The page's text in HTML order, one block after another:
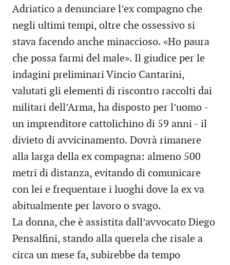
Adriatico a denunciare l’ex compagno che
negli ultimi tempi, oltre che ossessivo si
stava facendo anche minaccioso. «Ho paura
che possa farmi del male». Il giudice per le
indagini preliminari Vincio Cantarini,
valutati gli elementi di riscontro raccolti dai
militari dell’Arma, ha disposto per l’uomo -
un imprenditore cattolichino di 59 anni - il
divieto di avvicinamento. Dovrà rimanere
alla larga della ex compagna: almeno 500
metri di distanza, evitando di comunicare
con lei e frequentare i luoghi dove la ex va
abitualmente per lavoro o svago.
La donna, che è assistita dall’avvocato Diego
Pensalfini, stando alla querela che risale a
circa un mese fa, subirebbe da tempo